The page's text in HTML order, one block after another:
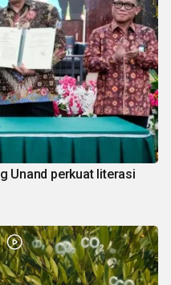
Unand perkuat literasi